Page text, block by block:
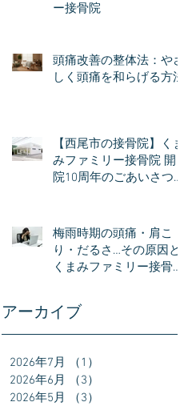
ー接骨院
頭痛改善の整体法：やさ
しく頭痛を和らげる方法
【西尾市の接骨院】くま
みファミリー接骨院 開
院10周年のごあいさつ｜
梅雨時期の頭痛・肩こ
り・だるさ…その原因と
くまみファミリー接骨院
アーカイブ
2026年7月 （1）
2026年6月
（3）
2026年5月
（3）